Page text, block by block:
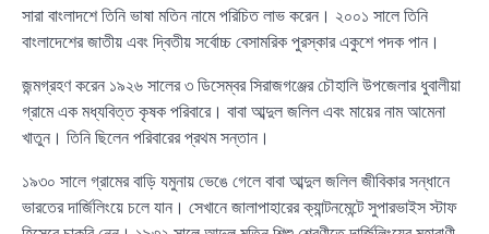
সারা বাংলাদশে তিনি ভাষা মতিন নামে পরিচিত লাভ করেন। ২০০১ সালে তিনি
বাংলাদেশের জাতীয় এবং দ্বিতীয় সর্বোচ্চ বেসামরিক পুরস্কার একুশে পদক পান।
জন্মগ্রহণ করেন ১৯২৬ সালের ৩ ডিসেম্বর সিরাজগঞ্জের চৌহালি উপজেলার ধুবালীয়া
গ্রামে এক মধ্যবিত্ত কৃষক পরিবারে। বাবা আব্দুল জলিল এবং মায়ের নাম আমেনা
খাতুন। তিনি ছিলেন পরিবারের প্রথম সন্তান।
১৯৩০ সালে গ্রামের বাড়ি যমুনায় ভেঙে গেলে বাবা আব্দুল জলিল জীবিকার সন্ধানে
ভারতের দার্জিলিংয়ে চলে যান। সেখানে জালাপাহারের ক্যান্টনমেন্টে সুপারভাইস স্টাফ